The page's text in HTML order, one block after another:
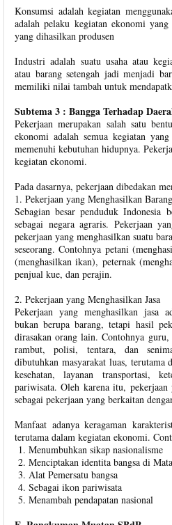
Konsumsi adalah kegiatan
adalah pelaku kegiatan ekonomi
yang dihasilkan produsen
Industri adalah suatu usaha atau
atau barang setengah jadi menjadi
memiliki nilai tambah untuk
Subtema 3 : Bangga Terhadap
Pekerjaan merupakan salah satu
ekonomi adalah semua kegiatan
memenuhi kebutuhan hidupnya.
kegiatan ekonomi.
Pada dasarnya, pekerjaan dibedakan
1. Pekerjaan yang Menghasilkan Barang
Sebagian besar penduduk Indonesia
sebagai negara agraris. Pekerjaan
pekerjaan yang menghasilkan suatu
seseorang. Contohnya petani
(menghasilkan ikan), peternak
penjual kue, dan perajin.
2. Pekerjaan yang Menghasilkan Jasa
Pekerjaan yang menghasilkan jasa
bukan berupa barang, tetapi hasil
dirasakan orang lain. Contohnya
rambut, polisi, tentara, dan
dibutuhkan masyarakat luas, terutama
kesehatan, layanan transportasi,
pariwisata. Oleh karena itu, pekerjaan
sebagai pekerjaan yang berkaitan
Manfaat adanya keragaman
terutama dalam kegiatan ekonomi.
Menumbuhkan sikap nasionalisme
Menciptakan identita bangsa di
Alat Pemersatu bangsa
Sebagai ikon pariwisata
Menambah pendapatan nasional